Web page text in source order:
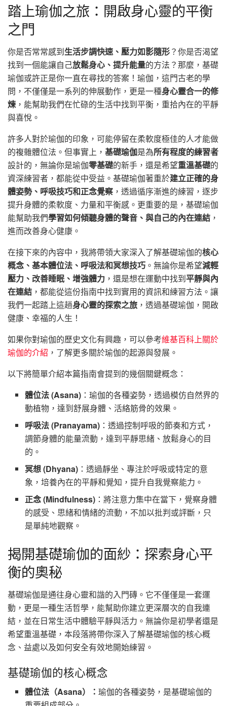
踏上瑜伽之旅：開啟身心靈的平衡
之門
你是否常常感到生活步調快速、壓力如影隨形？你是否渴望
找到一個能讓自己放鬆身心、提升能量的方法？那麼，基礎
瑜伽或許正是你一直在尋找的答案！瑜伽，這門古老的學
問，不僅僅是一系列的伸展動作，更是一種身心靈合一的修
煉，能幫助我們在忙碌的生活中找到平衡，重拾內在的平靜
與喜悅。
許多人對於瑜伽的印象，可能停留在柔軟度極佳的人才能做
的複雜體位法。但事實上， 基礎瑜伽是為所有程度的練習者
設計的，無論你是瑜伽零基礎的新手，還是希望重溫基礎的
資深練習者，都能從中受益。基礎瑜伽著重於建立正確的身
體姿勢、呼吸技巧和正念覺察 ，透過循序漸進的練習，逐步
提升身體的柔軟度、力量和平衡感。更重要的是，基礎瑜伽
能幫助我們學習如何傾聽身體的聲音、與自己的內在連結 ，
進而改善身心健康。
在接下來的內容中，我將帶領大家深入了解基礎瑜伽的核心
概念、基本體位法、呼吸法和冥想技巧 。無論你是希望減輕
壓力、改善睡眠、增強體力 ，還是想在運動中找到平靜與內
在連結 ，都能從這份指南中找到實用的資訊和練習方法。讓
我們一起踏上這趟身心靈的探索之旅 ，透過基礎瑜伽，開啟
健康、幸福的人生！
如果你對瑜伽的歷史文化有興趣，可以參考維基百科上關於
瑜伽的介紹 ，了解更多關於瑜伽的起源與發展。
以下將簡單介紹本篇指南會提到的幾個關鍵概念：
體位法 (Asana) ：瑜伽的各種姿勢，透過模仿自然界的
動植物，達到舒展身體、活絡筋骨的效果。
呼吸法 (Pranayama) ：透過控制呼吸的節奏和方式，
調節身體的能量流動，達到平靜思緒、放鬆身心的目
的。
冥想 (Dhyana) ：透過靜坐、專注於呼吸或特定的意
象，培養內在的平靜和覺知，提升自我覺察能力。
正念 (Mindfulness) ：將注意力集中在當下，覺察身體
的感受、思緒和情緒的流動，不加以批判或評斷，只
是單純地觀察。
揭開基礎瑜伽的面紗：探索身心平
衡的奧秘
基礎瑜伽是通往身心靈和諧的入門磚。它不僅僅是一套運
動，更是一種生活哲學，能幫助你建立更深層次的自我連
結，並在日常生活中體驗平靜與活力。無論你是初學者還是
希望重溫基礎，本段落將帶你深入了解基礎瑜伽的核心概
念、益處以及如何安全有效地開始練習。
基礎瑜伽的核心概念
體位法（Asana）：瑜伽的各種姿勢，是基礎瑜伽的